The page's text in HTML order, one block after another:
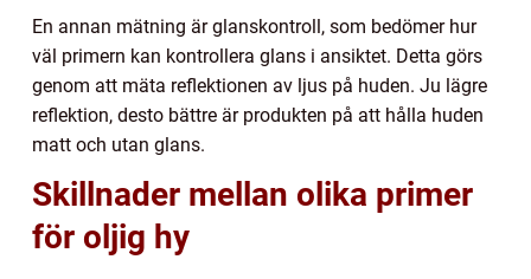
En annan mätning är glanskontroll, som bedömer hur
väl primern kan kontrollera glans i ansiktet. Detta görs
genom att mäta reflektionen av ljus på huden. Ju lägre
reflektion, desto bättre är produkten på att hålla huden
matt och utan glans.
Skillnader mellan olika primer
för oljig hy